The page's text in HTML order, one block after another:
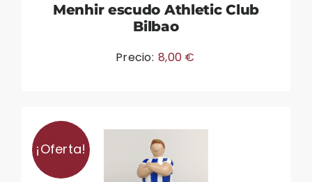
Menhir escudo Athletic Club
Bilbao
Precio: 8,00 €
¡Oferta!